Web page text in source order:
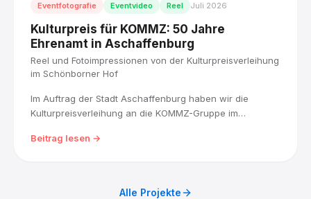
Eventfotografie Eventvideo Reel Juli 2026
Kulturpreis für KOMMZ: 50 Jahre
Ehrenamt in Aschaffenburg
Reel und Fotoimpressionen von der Kulturpreisverleihung
im Schönborner Hof
Im Auftrag der Stadt Aschaffenburg haben wir die
Kulturpreisverleihung an die KOMMZ-Gruppe im
begleitet: Ausstellung, Musikbühne und die
Beitrag lesen →
Alle Projekte